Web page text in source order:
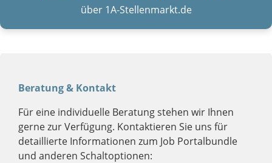
über 1A-Stellenmarkt.de
Beratung & Kontakt
Für eine individuelle Beratung stehen wir Ihnen
gerne zur Verfügung. Kontaktieren Sie uns für
detaillierte Informationen zum Job Portalbundle
und anderen Schaltoptionen: